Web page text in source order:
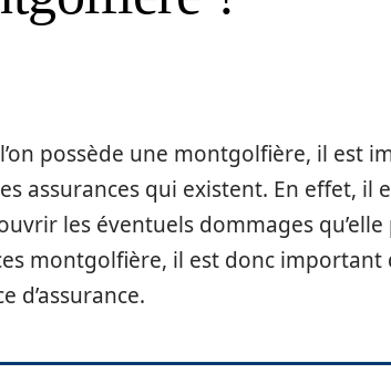
possède une montgolfière, il est
assurances qui existent. En effet, il
les éventuels dommages
montgolfière, il est donc
d’assurance.